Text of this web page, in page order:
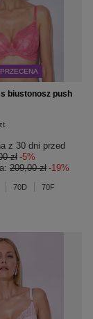
PRZECENA
biustonosz push
z 30 dni przed
zł -5%
209,00 zł -19%
70D
70F